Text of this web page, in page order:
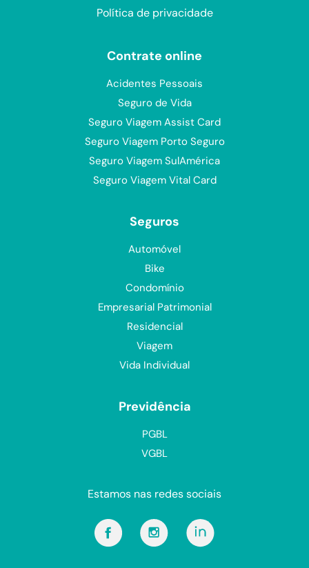
Política de privacidade
Contrate online
Acidentes Pessoais
Seguro de Vida
Seguro Viagem Assist Card
Seguro Viagem Porto Seguro
Seguro Viagem SulAmérica
Seguro Viagem Vital Card
Seguros
Automóvel
Bike
Condomínio
Empresarial Patrimonial
Residencial
Viagem
Vida Individual
Previdência
PGBL
VGBL
Estamos nas redes sociais